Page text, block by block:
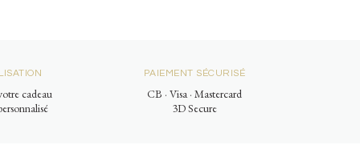
cadeau
PAIEMENT SÉCURISÉ
CB · Visa · Mastercard
3D Secure